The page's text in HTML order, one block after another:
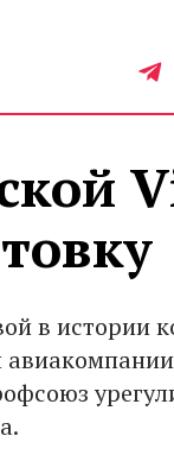
в истории